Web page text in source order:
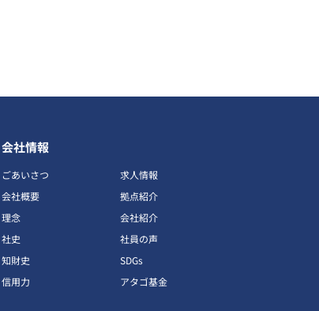
会社情報
ごあいさつ
会社概要
理念
社史
知財史
信用力
求人情報
拠点紹介
会社紹介
社員の声
SDGs
アタゴ基金